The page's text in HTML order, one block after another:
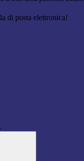
di posta elettronica!